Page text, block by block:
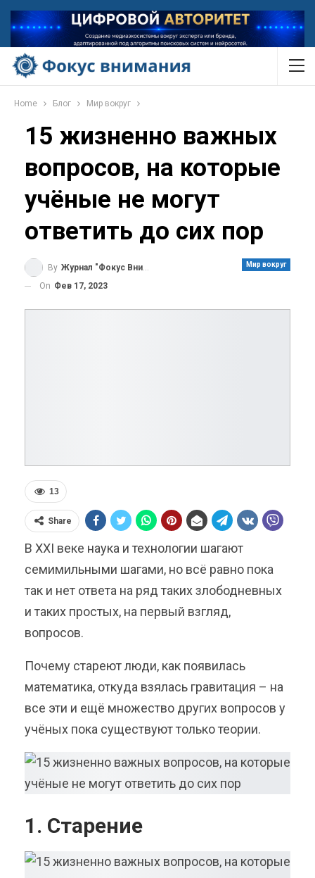
Home Блог Мир вокруг
15 жизненно важных
вопросов, на которые
учёные не могут
ответить до сих пор
Мир вокруг
By Журнал "Фокус Внимания"
On Фев 17, 2023
13
Share
В XXI веке наука и технологии шагают
семимильными шагами, но всё равно пока
так и нет ответа на ряд таких злободневных
и таких простых, на первый взгляд,
вопросов.
Почему стареют люди, как появилась
математика, откуда взялась гравитация – на
все эти и ещё множество других вопросов у
учёных пока существуют только теории.
1. Старение